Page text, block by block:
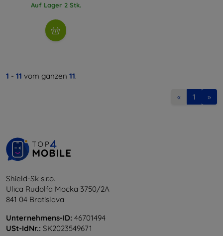
Auf Lager 2 Stk.
1 - 11 vom ganzen 11.
« 1 »
Shield-Sk s.r.o.
Ulica Rudolfa Mocka 3750/2A
841 04 Bratislava
Unternehmens-ID: 46701494
USt-IdNr.: SK2023549671